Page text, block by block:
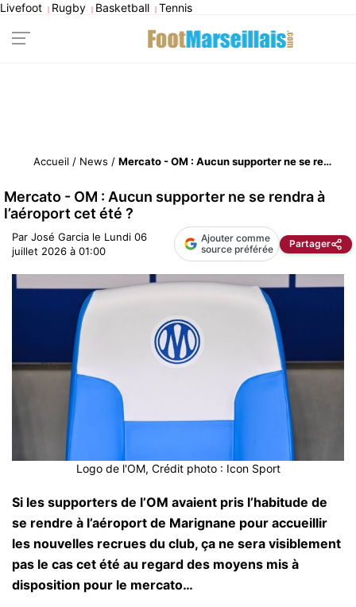
Livefoot | Rugby | Basketball | Tennis
Accueil / News / Mercato - OM : Aucun supporter ne se rendra à l’aéroport cet été ?
Mercato - OM : Aucun supporter ne se rendra à
l’aéroport cet été ?
Par José Garcia le Lundi 06
juillet 2026 à 01:00
Ajouter comme
source préférée
Partager
Logo de l'OM, Crédit photo : Icon Sport
Si les supporters de l’OM avaient pris l’habitude de
se rendre à l’aéroport de Marignane pour accueillir
les nouvelles recrues du club, ça ne sera visiblement
pas le cas cet été au regard des moyens mis à
disposition pour le mercato…